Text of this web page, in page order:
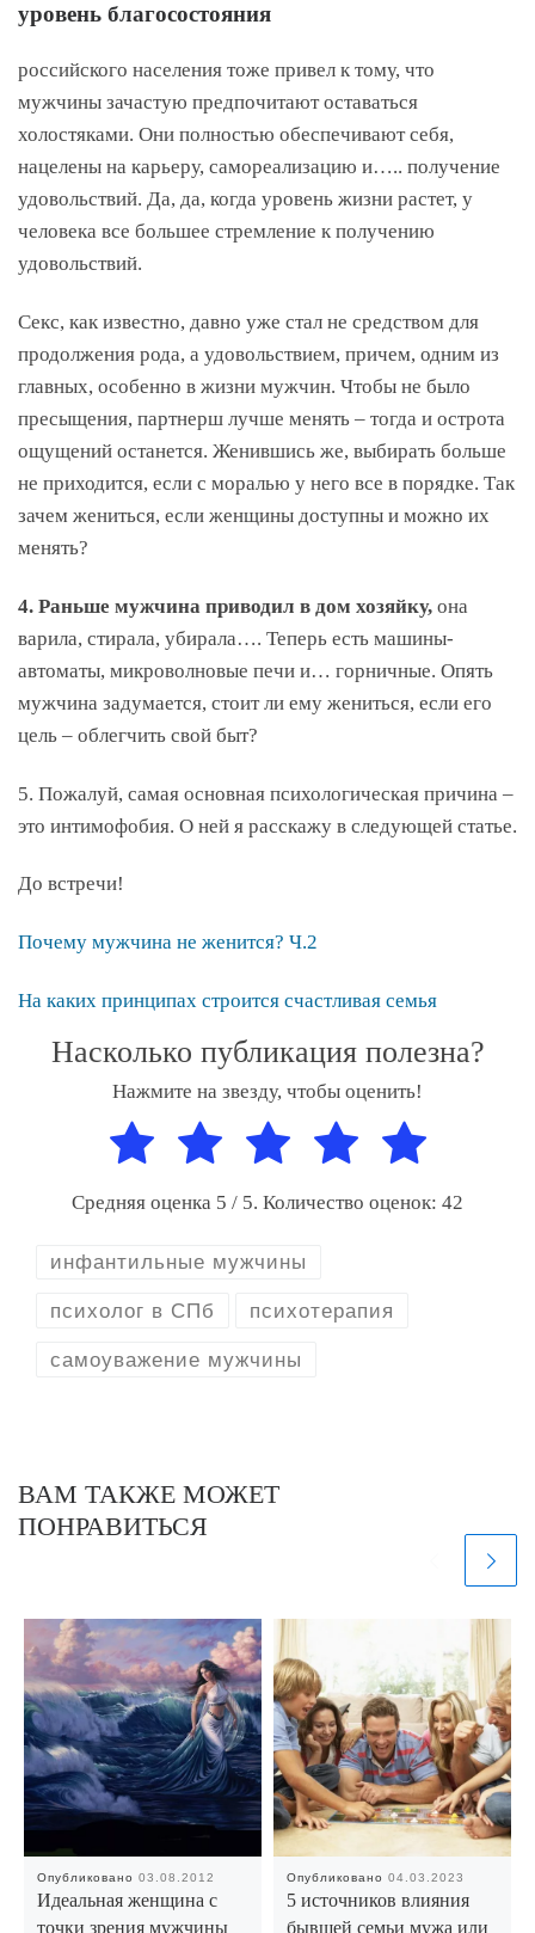
уровень благосостояния
российского населения тоже привел к тому, что
мужчины зачастую предпочитают оставаться
холостяками. Они полностью обеспечивают себя,
нацелены на карьеру, самореализацию и….. получение
удовольствий. Да, да, когда уровень жизни растет, у
человека все большее стремление к получению
удовольствий.
Секс, как известно, давно уже стал не средством для
продолжения рода, а удовольствием, причем, одним из
главных, особенно в жизни мужчин. Чтобы не было
пресыщения, партнерш лучше менять – тогда и острота
ощущений останется. Женившись же, выбирать больше
не приходится, если с моралью у него все в порядке. Так
зачем жениться, если женщины доступны и можно их
менять?
4. Раньше мужчина приводил в дом хозяйку, она
варила, стирала, убирала…. Теперь есть машины-
автоматы, микроволновые печи и… горничные. Опять
мужчина задумается, стоит ли ему жениться, если его
цель – облегчить свой быт?
5. Пожалуй, самая основная психологическая причина –
это интимофобия. О ней я расскажу в следующей статье.
До встречи!
Почему мужчина не женится? Ч.2
На каких принципах строится счастливая семья
Насколько публикация полезна?
Нажмите на звезду, чтобы оценить!
Средняя оценка 5 / 5. Количество оценок: 42
инфантильные мужчины
психолог в СПб психотерапия
самоуважение мужчины
ВАМ ТАКЖЕ МОЖЕТ
ПОНРАВИТЬСЯ
Опубликовано03.08.2012
Идеальная женщина с
точки зрения мужчины
Опубликовано04.03.2023
5 источников влияния
бывшей семьи мужа или